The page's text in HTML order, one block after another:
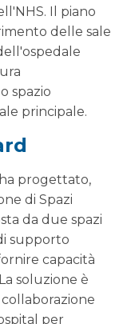
Il piano
delle sale
spazio
principale.
progettato,
di Spazi
da due spazi
supporto
capacità
soluzione è
per